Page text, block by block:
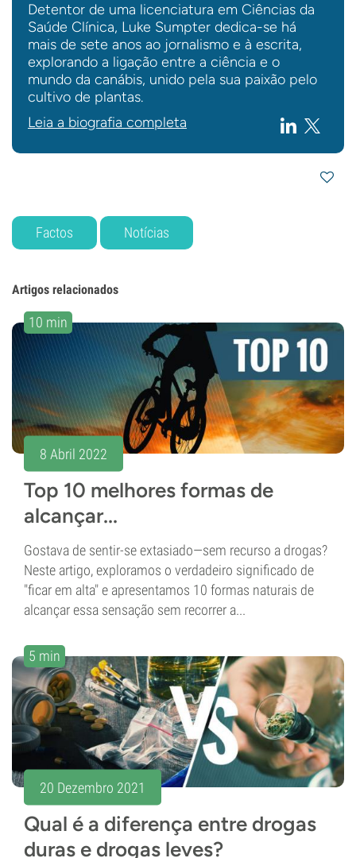
Detentor de uma licenciatura em Ciências da
Saúde Clínica, Luke Sumpter dedica-se há
mais de sete anos ao jornalismo e à escrita,
explorando a ligação entre a ciência e o
mundo da canábis, unido pela sua paixão pelo
cultivo de plantas.
Leia a biografia completa
Factos Notícias
Artigos relacionados
10 min
8 Abril 2022
Top 10 melhores formas de
alcançar...
Gostava de sentir-se extasiado—sem recurso a drogas?
Neste artigo, exploramos o verdadeiro significado de
"ficar em alta" e apresentamos 10 formas naturais de
alcançar essa sensação sem recorrer a...
5 min
20 Dezembro 2021
Qual é a diferença entre drogas
duras e drogas leves?